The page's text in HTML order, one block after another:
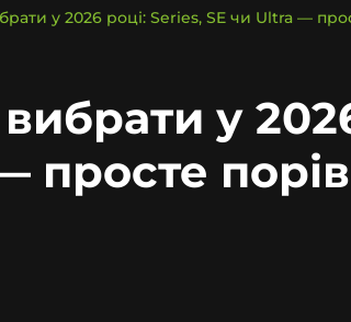
у 2026 році: Series, SE чи Ultra —
у
просте